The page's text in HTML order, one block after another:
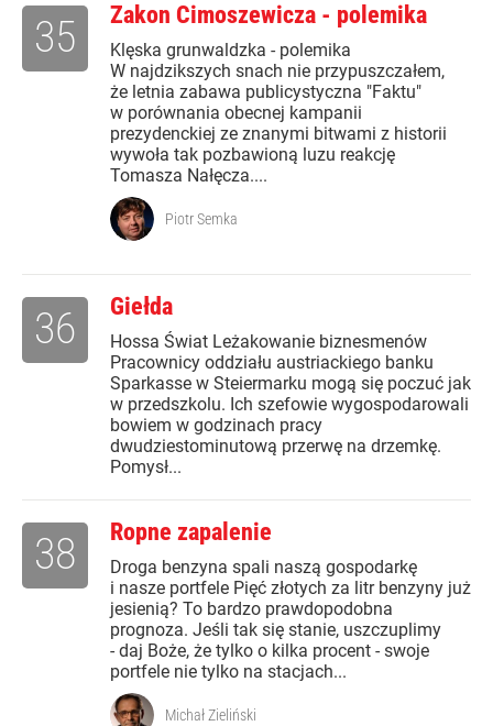
Zakon Cimoszewicza - polemika
Klęska grunwaldzka - polemika
W najdzikszych snach nie przypuszczałem,
że letnia zabawa publicystyczna "Faktu"
w porównania obecnej kampanii
prezydenckiej ze znanymi bitwami z historii
wywoła tak pozbawioną luzu reakcję
Tomasza Nałęcza....
35
Piotr Semka
Giełda
Hossa Świat Leżakowanie biznesmenów
Pracownicy oddziału austriackiego banku
Sparkasse w Steiermarku mogą się poczuć jak
w przedszkolu. Ich szefowie wygospodarowali
bowiem w godzinach pracy
dwudziestominutową przerwę na drzemkę.
Pomysł...
36
Ropne zapalenie
Droga benzyna spali naszą gospodarkę
i nasze portfele Pięć złotych za litr benzyny już
jesienią? To bardzo prawdopodobna
prognoza. Jeśli tak się stanie, uszczuplimy
- daj Boże, że tylko o kilka procent - swoje
portfele nie tylko na stacjach...
38
Michał Zieliński